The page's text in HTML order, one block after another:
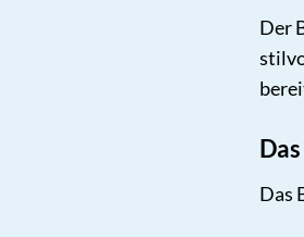
Der
Das